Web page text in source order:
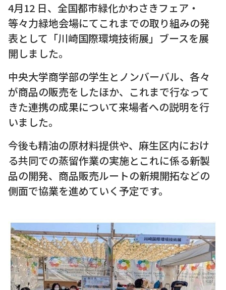
4⽉12 ⽇、全国都市緑化かわさきフェア・
等々⼒緑地会場にてこれまでの取り組みの発
表として「川崎国際環境技術展」ブースを展
開しました。
中央⼤学商学部の学生とノンバーバル、各々
が商品の販売をしたほか、これまで⾏なって
きた連携の成果について来場者への説明を⾏
いました。
今後も精油の原材料提供や、⿇⽣区内におけ
る共同での蒸留作業の実施とこれに係る新製
品の開発、商品販売ルートの新規開拓などの
側⾯で協業を進めていく予定です。